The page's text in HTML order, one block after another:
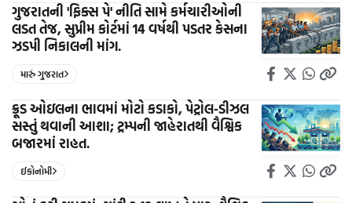
ગુજરાતની 'ફિક્સ પે' નીતિ સામે કર્મચારીઓની
લડત તેજ, સુપ્રીમ કોર્ટમાં 14 વર્ષથી પડતર કેસના
ઝડપી નિકાલની માંગ.
મારું ગુજરાત
ક્રૂડ ઓઇલના ભાવમાં મોટો કડાકો, પેટ્રોલ-ડીઝલ
સસ્તું થવાની આશા; ટ્રમ્પની જાહેરાતથી વૈશ્વિક
બજારમાં રાહત.
ઈકોનોમી